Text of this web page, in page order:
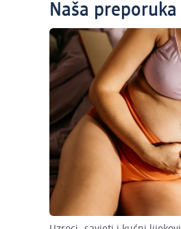
Naša preporuka